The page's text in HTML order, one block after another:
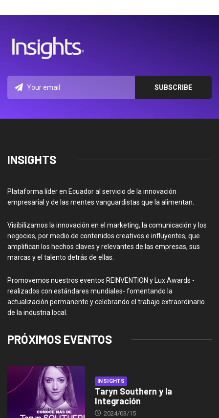
INSIGHTS
Plataforma líder en Ecuador al servicio de la innovación
empresarial y de las mentes vanguardistas que la alimentan.
Visibilizamos la innovación en el marketing, la comunicación y los
negocios, por medio de contenidos creativos e influyentes, que
amplifican los hechos claves y relevantes de las empresas, sus
marcas y el talento detrás de ellas.
Promovemos nuestros eventos REINVENTION y Lux Awards -
realizados con estándares mundiales- fomentando la
actualización permanente y celebrando el trabajo extraordinario
de la industria local.
PRÓXIMOS EVENTOS
INSIGHTS
Taryn Southern y la
Integración
2024/03/15